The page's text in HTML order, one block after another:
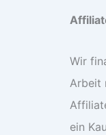
Wir
Arbeit
ein